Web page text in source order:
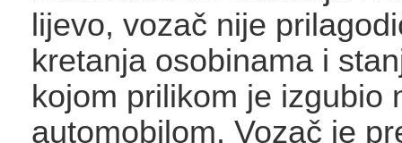
lijevo, vozač nije
kretanja osobinama i
kojom prilikom je izgubio
automobilom. Vozač je